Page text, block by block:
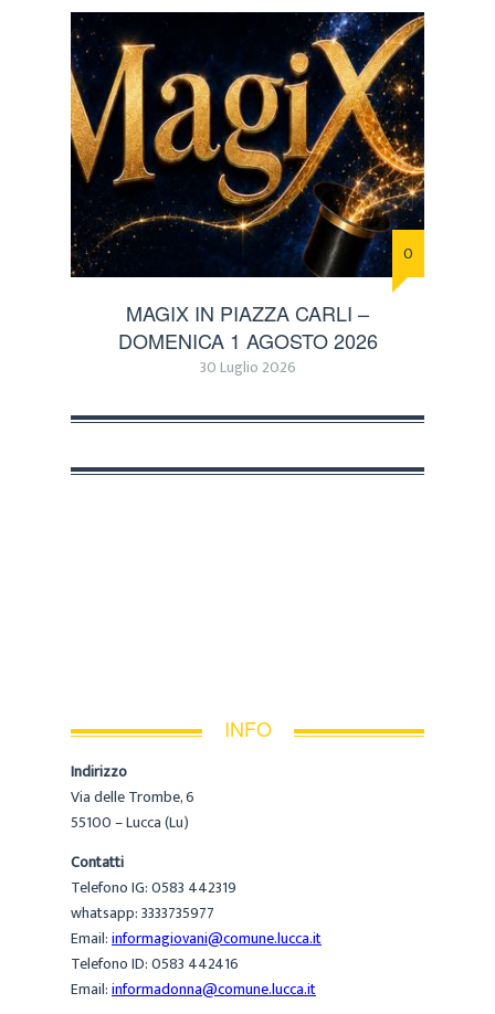
0
MAGIX IN PIAZZA CARLI –
DOMENICA 1 AGOSTO 2026
30 Luglio 2026
INFO
Indirizzo
Via delle Trombe, 6
55100 – Lucca (Lu)
Contatti
Telefono IG: 0583 442319
whatsapp: 3333735977
Email:informagiovani@comune.lucca.it
Telefono ID: 0583 442416
Email:informadonna@comune.lucca.it